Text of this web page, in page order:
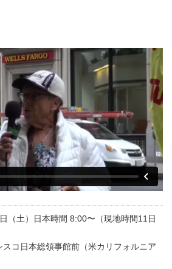
（土）日本時間 8:00〜（現地時間11日
コ日本総領事館前（米カリフォルニア